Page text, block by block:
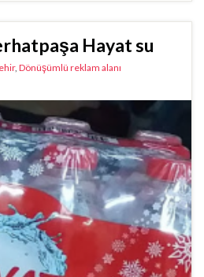
Hayat su
, Dönüşümlü reklam alanı